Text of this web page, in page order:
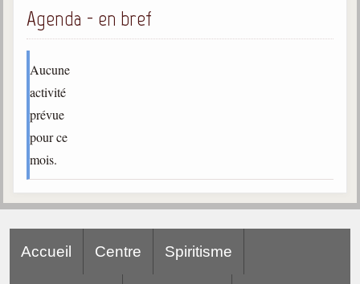
Maximes
séance d'aide spirituelle
Powerpoints
Cours dispensés au Centre
L'Agora
Consultez les réponses
Agenda - en bref
Aucune
activité
prévue
pour ce
mois.
Accueil Centre Spiritisme